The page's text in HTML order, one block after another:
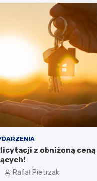
licytacji z obniżoną ceną
Rafał Pietrzak